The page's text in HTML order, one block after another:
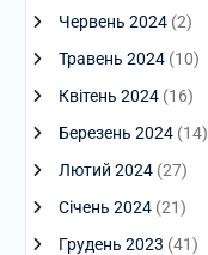
Червень 2024(2)
Травень 2024(10)
Квітень 2024(16)
Березень 2024(14)
Лютий 2024(27)
Січень 2024(21)
Грудень 2023 (41)